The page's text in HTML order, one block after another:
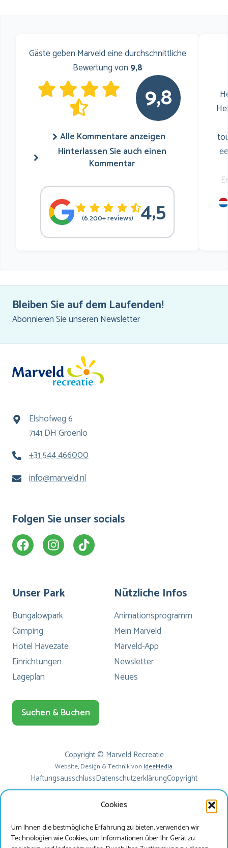
Cookies
Um Ihnen die bestmögliche Erfahrung zu bieten, verwenden wir
Technologien wie Cookies, um Informationen über Ihr Gerät zu
Gäste geben Marveld eine durchschnittliche
Bewertung von 9,8
9,8
Alle Kommentare anzeigen
Hinterlassen Sie auch einen
Kommentar
(6.200+ reviews) 4,5
Bleiben Sie auf dem Laufenden!
Abonnieren Sie unseren Newsletter
Elshofweg 6
7141 DH Groenlo
+31 544 466000
info@marveld.nl
Folgen Sie unser socials
Unser Park
Bungalowpark
Camping
Hotel Havezate
Einrichtungen
Lageplan
Nützliche Infos
Animationsprogramm
Mein Marveld
Marveld-App
Newsletter
Neues
Suchen & Buchen
Copyright © Marveld Recreatie
Website, Design & Technik vonIdeeMedia.
HaftungsausschlussDatenschutzerklärungCopyright